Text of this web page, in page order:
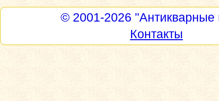
© 2001-2026 "Антикварные
Контакты